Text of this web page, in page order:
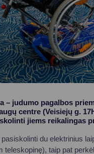
– judumo pagalbos
centre (Veisiejų g.
jiems reikalingas
pasiskolinti du elektrinius
teleskopinę), taip pat